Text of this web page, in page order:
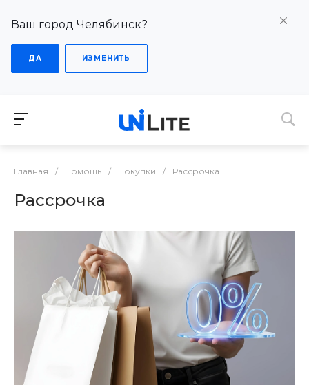
Ваш город Челябинск?
ДА ИЗМЕНИТЬ
Главная / Помощь / Покупки / Рассрочка
Рассрочка